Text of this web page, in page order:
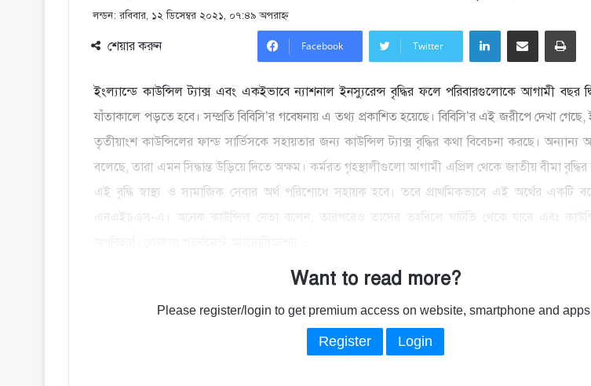
লন্ডন: রবিবার, ১২ ডিসেম্বর ২০২১, ০৭:৪৯ অপরাহ্ণ
শেয়ার করুন Facebook Twitter
LinkedInShare via Email
ইংল্যান্ডে কাউন্সিল ট্যাক্স এবং একইভাবে ন্যাশনাল ইনস্যুরেন্স বৃদ্ধির ফলে পরিবারগুলোকে আগামী বছর
যাঁতাকালে পড়তে হবে। সম্প্রতি বিবিসি’র গবেষনায় এ তথ্য প্রকাশিত হয়েছে। বিবিসি’র এই জরীপে দেখা গেছে,
তৃতীয়াংশ কাউন্সিলের ফান্ড সার্ভিসকে সহায়তার জন্য কাউন্সিল ট্যাক্স বৃদ্ধির কথা বিবেচনা করছে। অন্যান্য
বলেছে, তারা এমন সিদ্ধান্ত উড়িয়ে দিতে অক্ষম। কর্মরত গৃহস্থালীগুলো আগামী এপ্রিল থেকে জাতীয় বীমা বৃদ্ধির
এই বৃদ্ধি স্বাস্থ্য ও সামাজিক সেবার অর্থ পরিশোধে সহায়ক হবে। তবে প্রাথমিকভাবে এই অর্থের একটি
এনএইচএস-এ। অনেক কাউন্সিল নেতা বলেন, তারপরেও তাদের তহবিলে ঘাটতি থেকে যাবে এবং কাউন্সিল
Want to read more?
Please register/login to get premium access on website, smartphone and
Register Login